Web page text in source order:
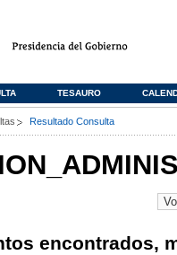
TESAURO
Resultado Consulta
encontrados,